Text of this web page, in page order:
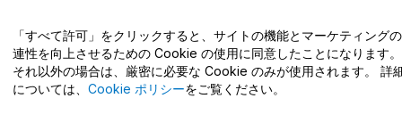
ヘルプセンター / こちらまでご連絡下さい
「すべて許可」をクリックすると、サイトの機能とマーケティング
連性を向上させるための Cookie の使用に同意したことになります。
それ以外の場合は、厳密に必要な Cookie のみが使用されます。 詳
については、 Cookie ポリシーをご覧ください。